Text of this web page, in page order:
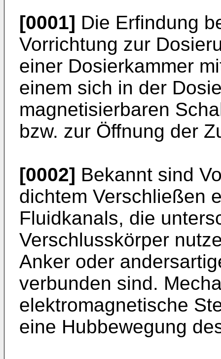
[0001] Die Erfindung
Vorrichtung zur
einer Dosierkammer
einem sich in der
magnetisierbaren
bzw. zur Öffnung der
[0002] Bekannt sind
dichtem Verschließen
Fluidkanals, die
Verschlusskörper
Anker oder
verbunden sind.
elektromagnetische
eine Hubbewegung